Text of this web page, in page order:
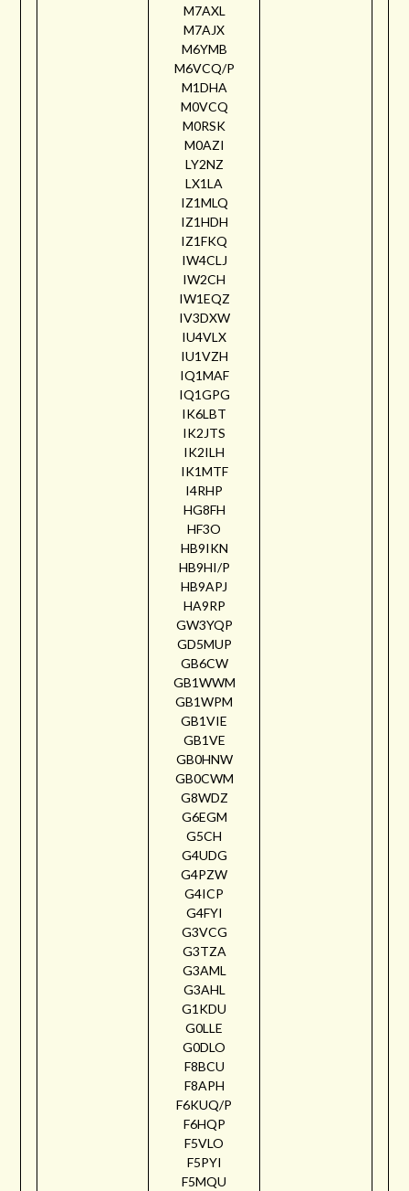
M7AXL
M7AJX
M6YMB
M6VCQ/P
M1DHA
M0VCQ
M0RSK
M0AZI
LY2NZ
LX1LA
IZ1MLQ
IZ1HDH
IZ1FKQ
IW4CLJ
IW2CH
IW1EQZ
IV3DXW
IU4VLX
IU1VZH
IQ1MAF
IQ1GPG
IK6LBT
IK2JTS
IK2ILH
IK1MTF
I4RHP
HG8FH
HF3O
HB9IKN
HB9HI/P
HB9APJ
HA9RP
GW3YQP
GD5MUP
GB6CW
GB1WWM
GB1WPM
GB1VIE
GB1VE
GB0HNW
GB0CWM
G8WDZ
G6EGM
G5CH
G4UDG
G4PZW
G4ICP
G4FYI
G3VCG
G3TZA
G3AML
G3AHL
G1KDU
G0LLE
G0DLO
F8BCU
F8APH
F6KUQ/P
F6HQP
F5VLO
F5PYI
F5MQU